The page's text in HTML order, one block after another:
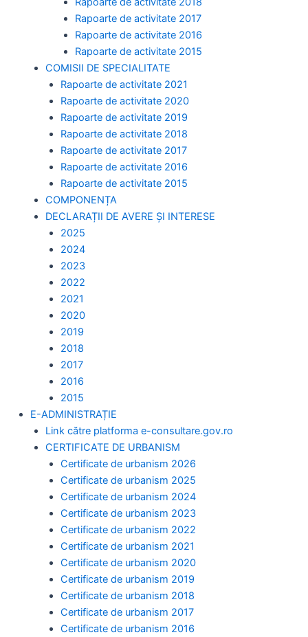
Rapoarte de activitate 2017
Rapoarte de activitate 2016
Rapoarte de activitate 2015
COMISII DE SPECIALITATE
Rapoarte de activitate 2021
Rapoarte de activitate 2020
Rapoarte de activitate 2019
Rapoarte de activitate 2018
Rapoarte de activitate 2017
Rapoarte de activitate 2016
Rapoarte de activitate 2015
COMPONENȚA
DECLARAȚII DE AVERE ȘI INTERESE
2025
2024
2023
2022
2021
2020
2019
2018
2017
2016
2015
E-ADMINISTRAȚIE
Link către platforma e-consultare.gov.ro
CERTIFICATE DE URBANISM
Certificate de urbanism 2026
Certificate de urbanism 2025
Certificate de urbanism 2024
Certificate de urbanism 2023
Certificate de urbanism 2022
Certificate de urbanism 2021
Certificate de urbanism 2020
Certificate de urbanism 2019
Certificate de urbanism 2018
Certificate de urbanism 2017
Certificate de urbanism 2016